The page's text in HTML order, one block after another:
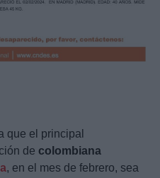
que el principal
de colombiana
, en el mes de febrero, sea